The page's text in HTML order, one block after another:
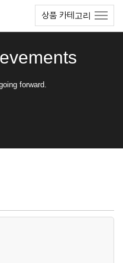
상품 카테고리
forward.